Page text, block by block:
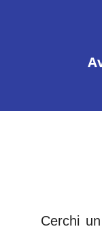
Cerchi un